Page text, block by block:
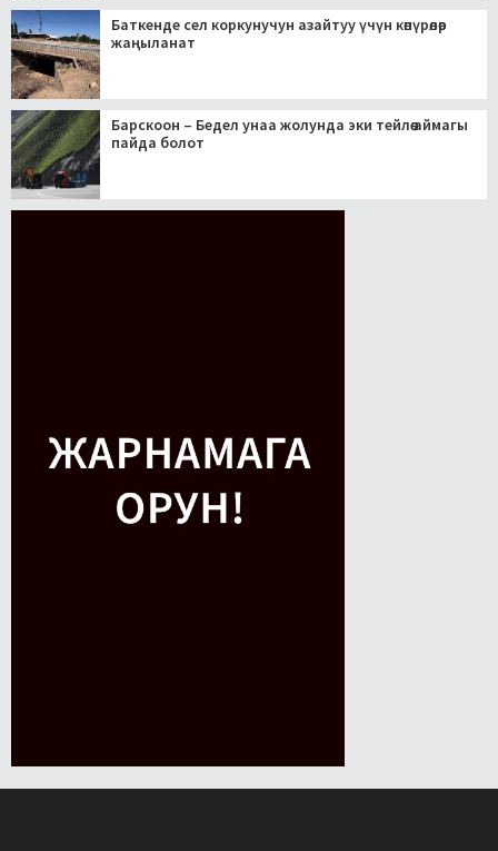
Баткенде сел коркунучун азайтуу үчүн көпүрөлөр
жаңыланат
Барскоон – Бедел унаа жолунда эки тейлөө аймагы
пайда болот